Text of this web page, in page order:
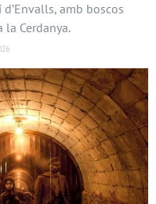
amb boscos
la Cerdanya.